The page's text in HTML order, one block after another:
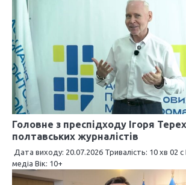
а
ц
і
я
з
а
п
и
Головне з преспідходу Ігоря
полтавських журналістів
Дата виходу: 20.07.2026 Тривалість: 10 хв 02
медіа Вік: 10+